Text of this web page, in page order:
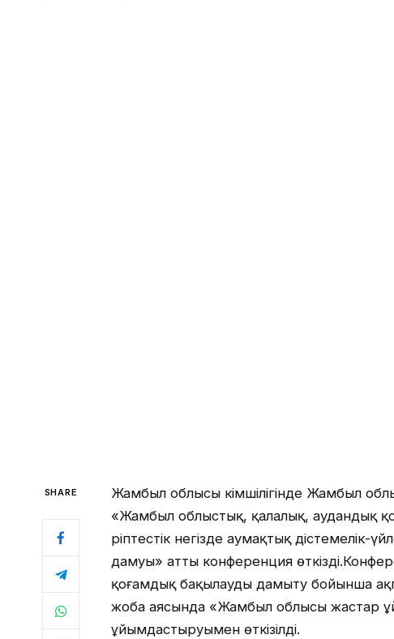
SHARE
Жамбыл облысы әкімшілігінде Жамбыл
«Жамбыл облыстық, қалалық, аудандық
әріптестік негізде аумақтық әдістемелік-
дамуы» атты конференция
қоғамдық бақылауды дамыту бойынша
жоба аясында «Жамбыл облысы жастар
ұйымдастыруымен өткізілді.